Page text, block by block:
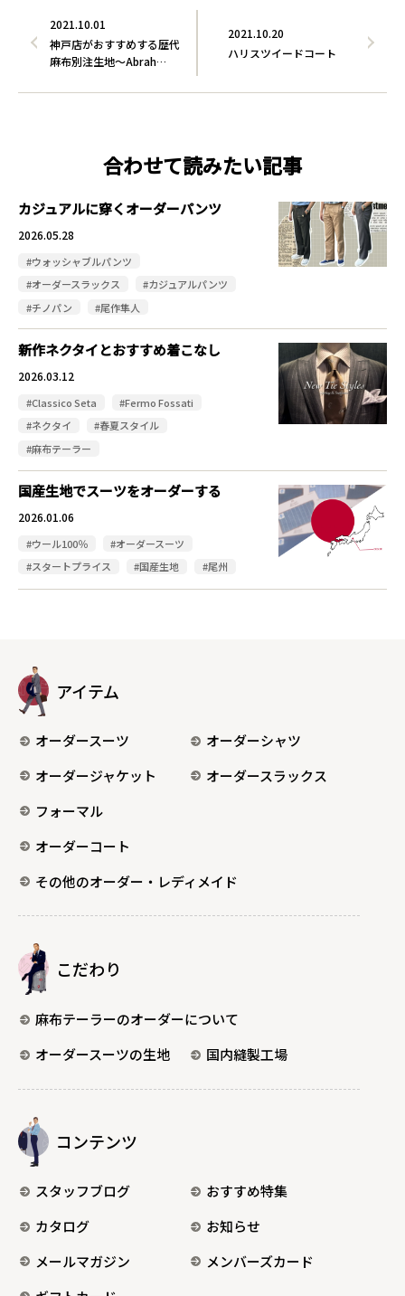
2021.10.20
ハリスツイードコート
2021.10.01
神戸店がおすすめする歴代
麻布別注生地～Abrah…
合わせて読みたい記事
カジュアルに穿くオーダーパンツ
2026.05.28
#ウォッシャブルパンツ
#オーダースラックス
#カジュアルパンツ
#チノパン
#尾作隼人
新作ネクタイとおすすめ着こなし
2026.03.12
#Classico Seta
#Fermo Fossati
#ネクタイ
#春夏スタイル
#麻布テーラー
国産生地でスーツをオーダーする
2026.01.06
#ウール100％
#オーダースーツ
#スタートプライス
#国産生地 #尾州
アイテム
オーダースーツ
オーダーシャツ
オーダージャケット
オーダースラックス
フォーマル
オーダーコート
その他のオーダー・レディメイド
こだわり
麻布テーラーのオーダーについて
オーダースーツの生地
国内縫製工場
コンテンツ
スタッフブログ
おすすめ特集
カタログ
お知らせ
メールマガジン
メンバーズカード